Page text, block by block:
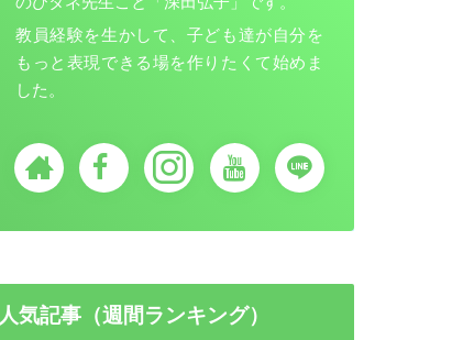
教員経験を生かして、子ども達が自分を
もっと表現できる場を作りたくて始めま
した。
人気記事（週間ランキング）